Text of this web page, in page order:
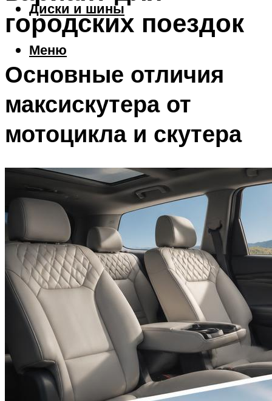
Диски и шины
Меню
городских поездок
Основные отличия
максискутера от
мотоцикла и скутера